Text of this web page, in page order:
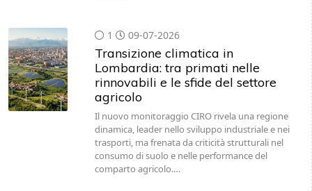
1 09-07-2026
Transizione climatica in
Lombardia: tra primati nelle
rinnovabili e le sfide del settore
agricolo
Il nuovo monitoraggio CIRO rivela una regione
dinamica, leader nello sviluppo industriale e nei
trasporti, ma frenata da criticità strutturali nel
consumo di suolo e nelle performance del
comparto agricolo.…